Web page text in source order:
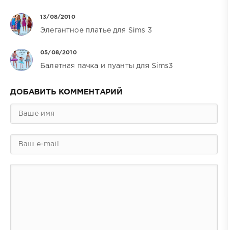
13/08/2010
Элегантное платье для Sims 3
05/08/2010
Балетная пачка и пуанты для Sims3
ДОБАВИТЬ КОММЕНТАРИЙ